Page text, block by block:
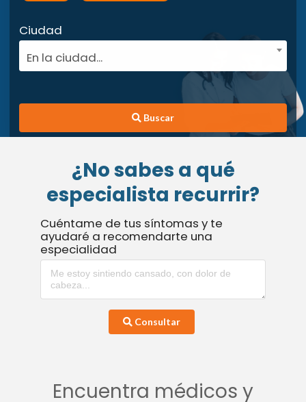
Ciudad
En la ciudad...
Buscar
¿No sabes a qué
especialista recurrir?
Cuéntame de tus síntomas y te
ayudaré a recomendarte una
especialidad
Consultar
Encuentra médicos y